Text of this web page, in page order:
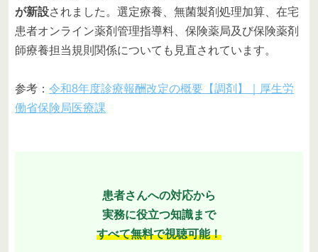
が新設されました。選定療養、無菌製剤処理加算、在宅
患者オンライン薬剤管理指導料、保険薬局及び保険薬剤
師療養担当規則関係についても見直されています。
参考： 令和8年度診療報酬改定の概要【調剤】｜厚生労
働省保険局医療課
患者さんへの対応から
実務に役立つ知識まで
すべて無料で視聴可能！